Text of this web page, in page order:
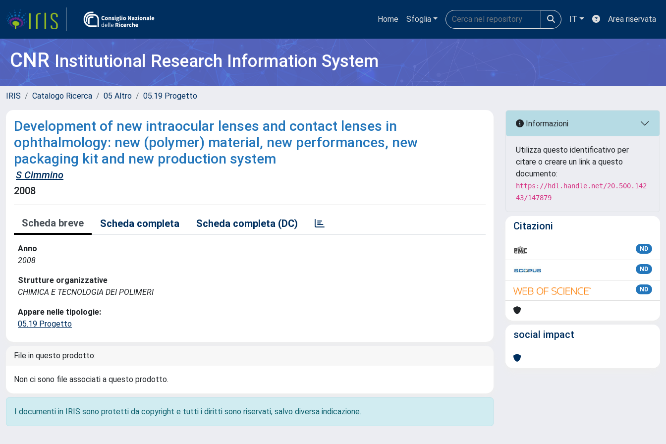
Home Sfoglia IT Area riservata
CNRInstitutional Research Information System
IRIS Catalogo Ricerca 05 Altro 05.19 Progetto
Development of new intraocular lenses and contact lenses in
ophthalmology: new (polymer) material, new performances, new
packaging kit and new production system
S Cimmino
2008
Scheda breve Scheda completa Scheda completa (DC)
Anno
2008
Strutture organizzative
CHIMICA E TECNOLOGIA DEI POLIMERI
Appare nelle tipologie:
05.19 Progetto
File in questo prodotto:
Non ci sono file associati a questo prodotto.
I documenti in IRIS sono protetti da copyright e tutti i diritti sono riservati, salvo diversa indicazione.
Informazioni
Utilizza questo identificativo per
citare o creare un link a questo
documento:
https://hdl.handle.net/20.500.142
43/147879
Citazioni
ND
ND
ND
social impact